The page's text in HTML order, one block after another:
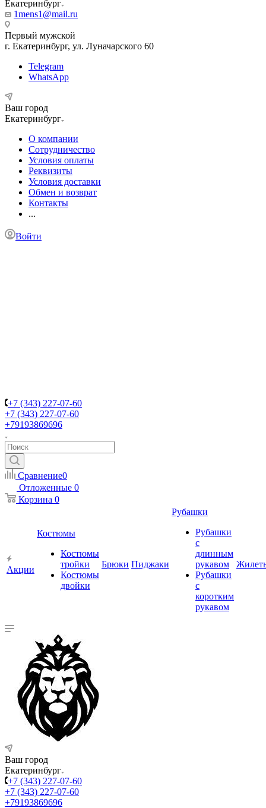
Екатеринбург
1mens1@mail.ru
Первый мужской
г. Екатеринбург, ул. Луначарского 60
Telegram
WhatsApp
Ваш город
Екатеринбург
О компании
Сотрудничество
Условия оплаты
Реквизиты
Условия доставки
Обмен и возврат
Контакты
...
Войти
+7 (343) 227-07-60
+7 (343) 227-07-60
+79193869696
Сравнение0
Отложенные 0
Корзина 0
Акции
Костюмы
Костюмы
тройки
Костюмы
двойки
Брюки Пиджаки
Рубашки
Рубашки
с
длинным
рукавом
Рубашки
с
коротким
рукавом
Ваш город
Екатеринбург
+7 (343) 227-07-60
+7 (343) 227-07-60
+79193869696